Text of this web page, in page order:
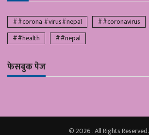
##corona #virus#nepal ##coronavirus
##health
##nepal
फेसबुक पेज
© 2026 . All Rights Reserved.